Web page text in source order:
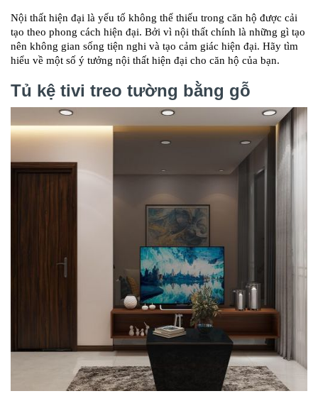
Nội thất hiện đại là yếu tố không thể thiếu trong căn hộ được cải
tạo theo phong cách hiện đại. Bởi vì nội thất chính là những gì tạo
nên không gian sống tiện nghi và tạo cảm giác hiện đại. Hãy tìm
hiểu về một số ý tưởng nội thất hiện đại cho căn hộ của bạn.
Tủ kệ tivi treo tường bằng gỗ